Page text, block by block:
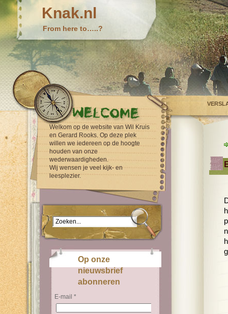
Knak.nl
From here to…..?
Welkom op de website van Wil Kruis
en Gerard Rooks. Op deze plek
willen we iedereen op de hoogte
houden van onze
wederwaardigheden.
Wij wensen je veel kijk- en
leesplezier.
Op onze
nieuwsbrief
abonneren
E-mail *